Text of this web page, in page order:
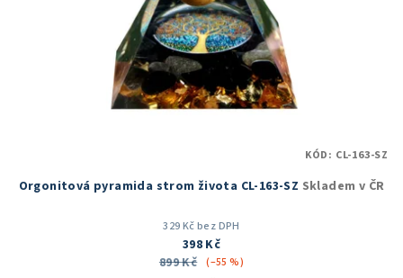
Orgonitová pyramida strom života CL-163-SZ Skladem v ČR
329 Kč bez DPH
398 Kč
899 Kč (–55 %)
KÓD: CL-163-SZ